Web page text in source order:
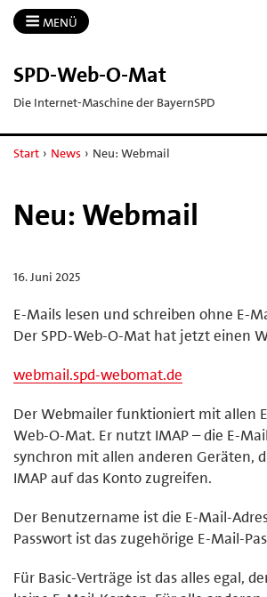
MENÜ
SPD-​Web-​O-​Mat
Die Internet-Maschine der BayernSPD
Start › News › Neu: Webmail
Neu: Webmail
16. Juni 2025
E-Mails lesen und schreiben ohne E-
Der SPD-Web-O-Mat hat jetzt einen
webmail.spd-webomat.de
Der Webmailer funktioniert mit allen
Web-O-Mat. Er nutzt IMAP – die E-
synchron mit allen anderen Geräten,
IMAP auf das Konto zugreifen.
Der Benutzername ist die E-Mail-
Passwort ist das zugehörige E-Mail-
Für Basic-Verträge ist das alles egal,